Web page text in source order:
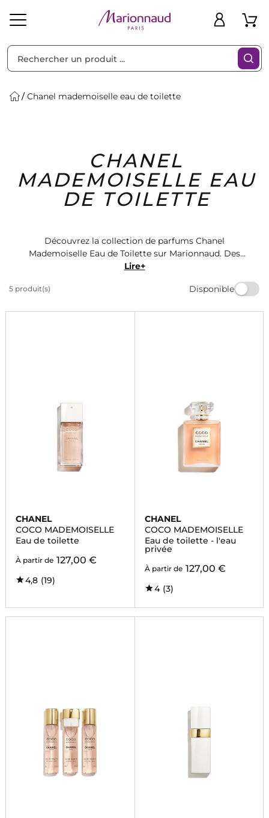
Homme Marques Idées
Cadeaux
Chanel mademoiselle eau de toilette
CHANEL
MADEMOISELLE EAU
DE TOILETTE
Découvrez la collection de parfums Chanel
Mademoiselle Eau de Toilette sur Marionnaud. Des
fragrances envoûtantes pour une touche de luxe et
notre sélection de produits de beauté de haute qualité.
Lire+
5 produit(s) Disponible
Filtres
CHANEL
COCO MADEMOISELLE
Eau de toilette
À partir de 127,00 €
4,8 (19)
CHANEL
COCO MADEMOISELLE
Eau de toilette - l'eau
privée
À partir de 127,00 €
4 (3)